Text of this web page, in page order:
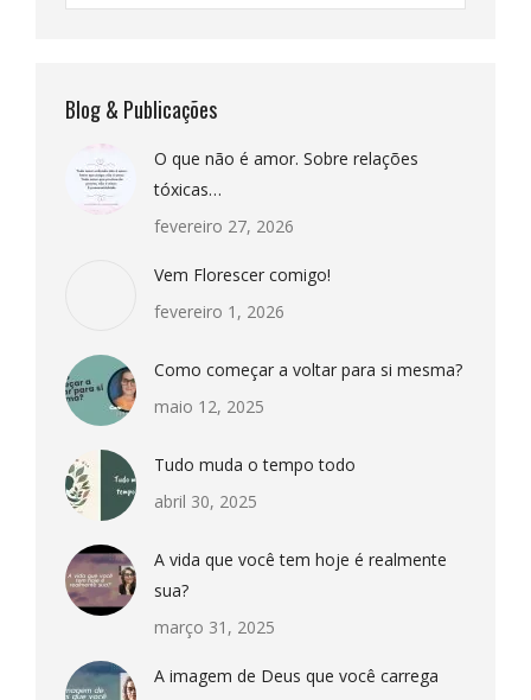
Blog & Publicações
O que não é amor. Sobre relações
tóxicas…
fevereiro 27, 2026
Vem Florescer comigo!
fevereiro 1, 2026
Como começar a voltar para si mesma?
maio 12, 2025
Tudo muda o tempo todo
abril 30, 2025
A vida que você tem hoje é realmente
sua?
março 31, 2025
A imagem de Deus que você carrega